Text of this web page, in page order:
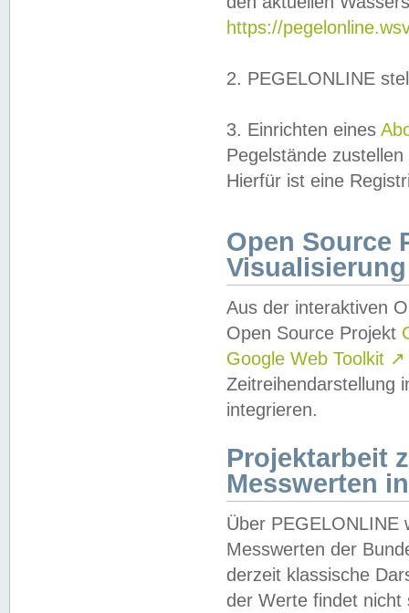
https://
2. PEGELONLINE
3. Einrichten eines
Pegelstände
Hierfür ist eine
Open Source
Visualisierung
Aus der interaktiven
Open Source Projekt
Google Web Toolkit ↗
Zeitreihendarstellung
integrieren.
Projektarbeit
Messwerten
Über PEGELONLINE
Messwerten der
derzeit klassische
der Werte findet